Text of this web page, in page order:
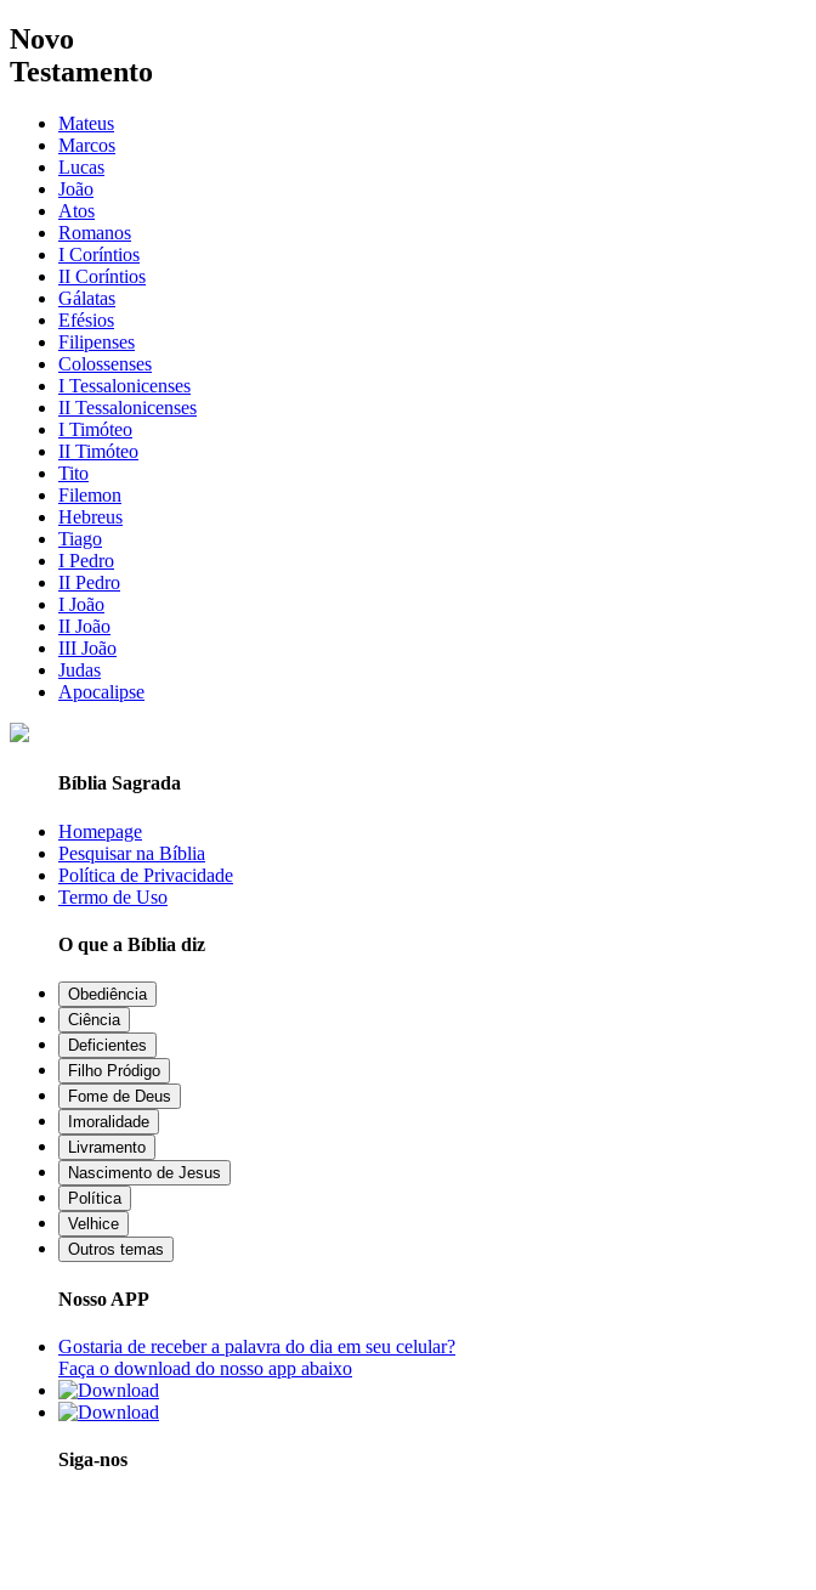
Novo
Testamento
Mateus
Marcos
Lucas
João
Atos
Romanos
I Coríntios
II Coríntios
Gálatas
Efésios
Filipenses
Colossenses
I Tessalonicenses
II Tessalonicenses
I Timóteo
II Timóteo
Tito
Filemon
Hebreus
Tiago
I Pedro
II Pedro
I João
II João
III João
Judas
Apocalipse
Bíblia Sagrada
Homepage
Pesquisar na Bíblia
Política de Privacidade
Termo de Uso
O que a Bíblia diz
Obediência
Ciência
Deficientes
Filho Pródigo
Fome de Deus
Imoralidade
Livramento
Nascimento de Jesus
Política
Velhice
Outros temas
Nosso APP
Gostaria de receber a palavra do dia em seu celular?
Faça o download do nosso app abaixo
Siga-nos